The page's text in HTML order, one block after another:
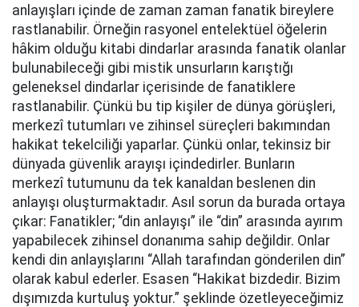
anlayışları içinde de zaman zaman fanatik bireylere
rastlanabilir. Örneğin rasyonel entelektüel öğelerin
hâkim olduğu kitabi dindarlar arasında fanatik olanlar
bulunabileceği gibi mistik unsurların karıştığı
geleneksel dindarlar içerisinde de fanatiklere
rastlanabilir. Çünkü bu tip kişiler de dünya görüşleri,
merkezî tutumları ve zihinsel süreçleri bakımından
hakikat tekelciliği yaparlar. Çünkü onlar, tekinsiz bir
dünyada güvenlik arayışı içindedirler. Bunların
merkezî tutumunu da tek kanaldan beslenen din
anlayışı oluşturmaktadır. Asıl sorun da burada ortaya
çıkar: Fanatikler; “din anlayışı” ile “din” arasında ayırım
yapabilecek zihinsel donanıma sahip değildir. Onlar
kendi din anlayışlarını “Allah tarafından gönderilen din”
olarak kabul ederler. Esasen “Hakikat bizdedir. Bizim
dışımızda kurtuluş yoktur.” şeklinde özetleyeceğimiz